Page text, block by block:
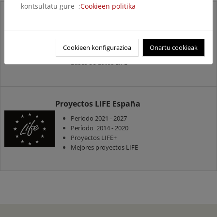
Período 2014 - 2020
Proyectos LIFE +
Bases de datos LIFE
Proyectos LIFE España
Período 2021 - 2027
Período 2014 - 2020
Proyectos LIFE+
Mejores proyectos LIFE
kontsultatu gure ;Cookieen politika
Cookieen konfigurazioa Onartu cookieak